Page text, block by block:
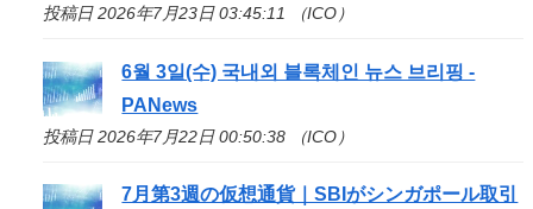
投稿日 2026年7月23日 03:45:11 （ICO）
6월 3일(수) 국내외 블록체인 뉴스 브리핑 -
PANews
投稿日 2026年7月22日 00:50:38 （ICO）
7月第3週の仮想通貨｜SBIがシンガポール取引